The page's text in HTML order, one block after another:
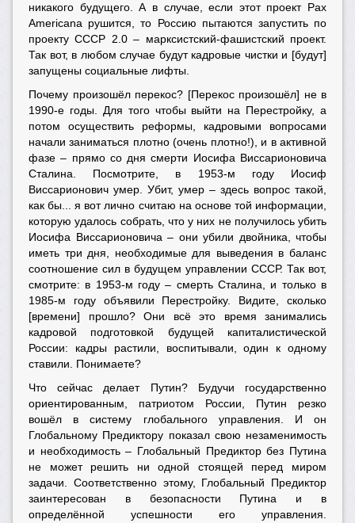
никакого будущего. А в случае, если этот проект Pax
Americana рушится, то Россию пытаются запустить по
проекту СССР 2.0 – марксистский-фашистский проект.
Так вот, в любом случае будут кадровые чистки и [будут]
запущены социальные лифты.
Почему произошёл перекос? [Перекос произошёл] не в
1990-е годы. Для того чтобы выйти на Перестройку, а
потом осуществить реформы, кадровыми вопросами
начали заниматься плотно (очень плотно!), и в активной
фазе – прямо со дня смерти Иосифа Виссарионовича
Сталина. Посмотрите, в 1953-м году Иосиф
Виссарионович умер. Убит, умер – здесь вопрос такой,
как бы... я вот лично считаю на основе той информации,
которую удалось собрать, что у них не получилось убить
Иосифа Виссарионовича – они убили двойника, чтобы
иметь три дня, необходимые для выведения в баланс
соотношение сил в будущем управлении СССР. Так вот,
смотрите: в 1953-м году – смерть Сталина, и только в
1985-м году объявили Перестройку. Видите, сколько
[времени] прошло? Они всё это время занимались
кадровой подготовкой будущей капиталистической
России: кадры растили, воспитывали, один к одному
ставили. Понимаете?
Что сейчас делает Путин? Будучи государственно
ориентированным, патриотом России, Путин резко
вошёл в систему глобального управления. И он
Глобальному Предиктору показал свою незаменимость
и необходимость – Глобальный Предиктор без Путина
не может решить ни одной стоящей перед миром
задачи. Соответственно этому, Глобальный Предиктор
заинтересован в безопасности Путина и в
определённой успешности его управления.